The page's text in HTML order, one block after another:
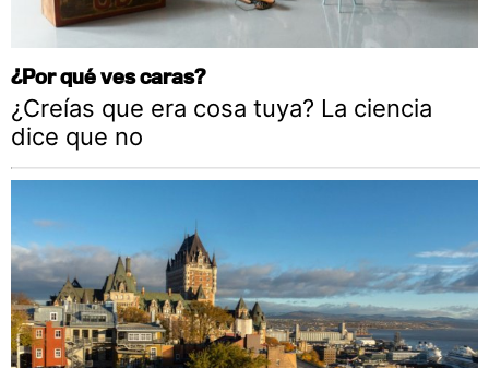
¿Por qué ves caras?
¿Creías que era cosa tuya? La ciencia
dice que no